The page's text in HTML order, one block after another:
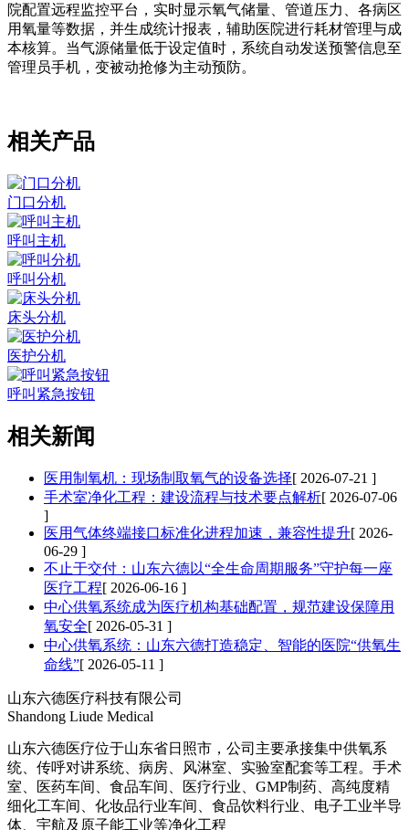
院配置远程监控平台，实时显示氧气储量、管道压力、各病区
用氧量等数据，并生成统计报表，辅助医院进行耗材管理与成
本核算。当气源储量低于设定值时，系统自动发送预警信息至
管理员手机，变被动抢修为主动预防。
相关产品
门口分机
呼叫主机
呼叫分机
床头分机
医护分机
呼叫紧急按钮
相关新闻
医用制氧机：现场制取氧气的设备选择[ 2026-07-21 ]
手术室净化工程：建设流程与技术要点解析[ 2026-07-06
]
医用气体终端接口标准化进程加速，兼容性提升[ 2026-
06-29 ]
不止于交付：山东六德以“全生命周期服务”守护每一座
医疗工程[ 2026-06-16 ]
中心供氧系统成为医疗机构基础配置，规范建设保障用
氧安全[ 2026-05-31 ]
中心供氧系统：山东六德打造稳定、智能的医院“供氧生
命线”[ 2026-05-11 ]
山东六德医疗科技有限公司
Shandong Liude Medical
山东六德医疗位于山东省日照市，公司主要承接集中供氧系
统、传呼对讲系统、病房、风淋室、实验室配套等工程。手术
室、医药车间、食品车间、医疗行业、GMP制药、高纯度精
细化工车间、化妆品行业车间、食品饮料行业、电子工业半导
体、宇航及原子能工业等净化工程